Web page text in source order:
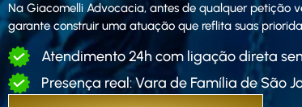
Na Giacomelli Advocacia, antes de qualquer petição
garante construir uma atuação que reflita suas
Atendimento 24h com ligação direta
Presença real: Vara de Família de São